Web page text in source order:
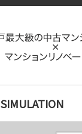
SIMULATION